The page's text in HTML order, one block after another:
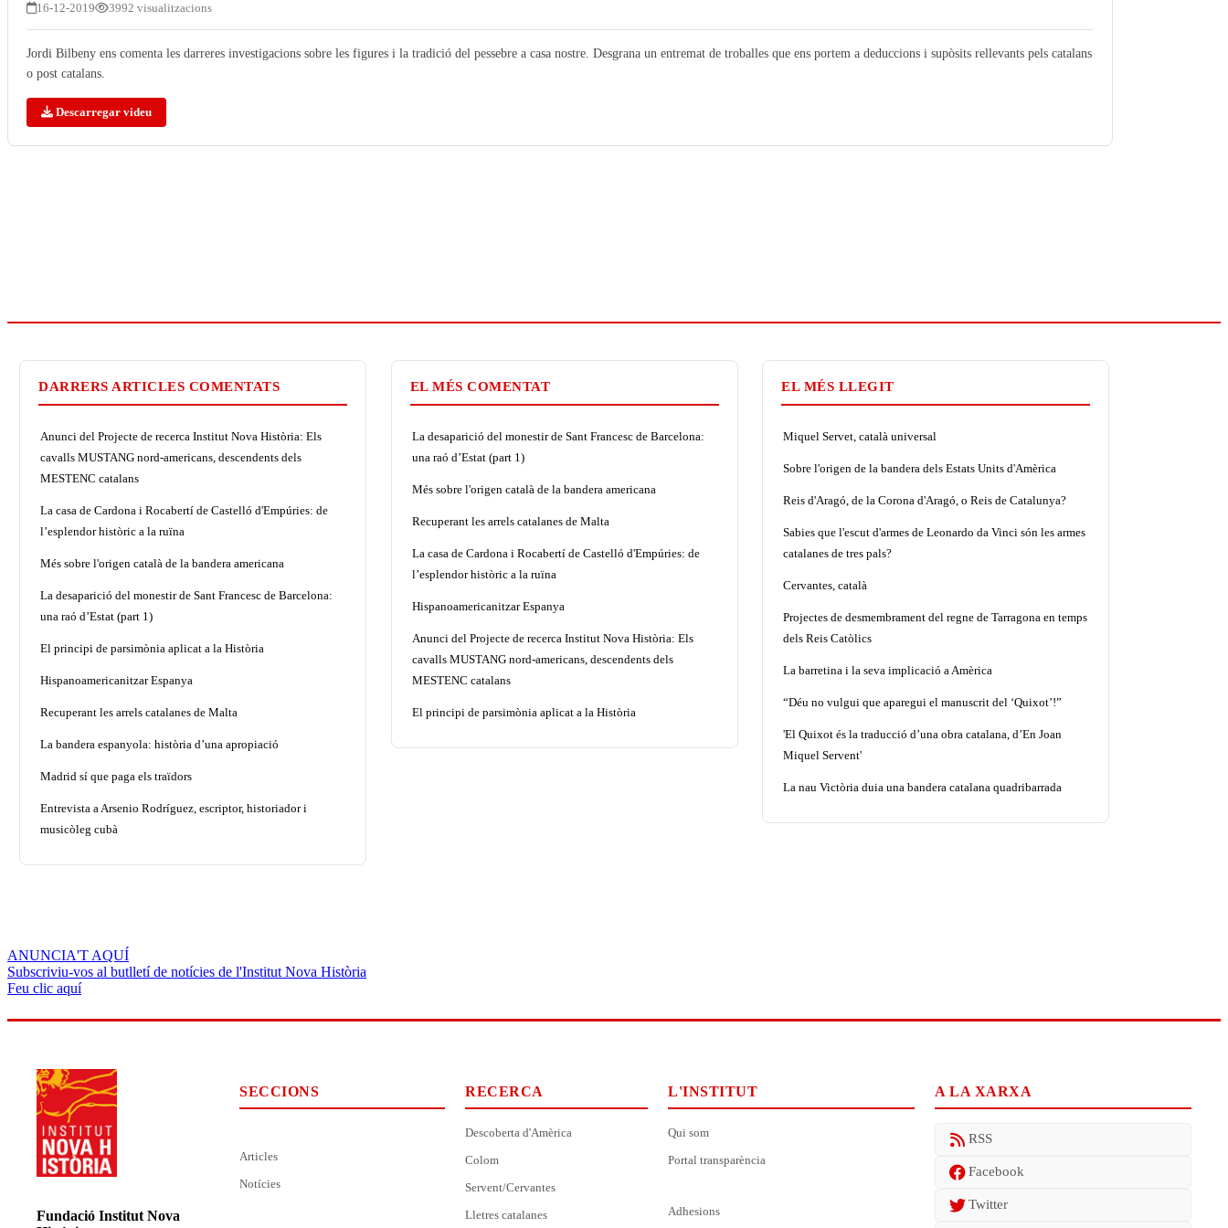
16-12-2019 3992 visualitzacions
Jordi Bilbeny ens comenta les darreres investigacions sobre les figures i la tradició del pessebre a casa nostre. Desgrana un entremat de troballes que ens portem a deduccions i supòsits rellevants pels catalans
o post catalans.
Descarregar videu
DARRERS ARTICLES COMENTATS
Anunci del Projecte de recerca Institut Nova Història: Els
cavalls MUSTANG nord-americans, descendents dels
MESTENC catalans
La casa de Cardona i Rocabertí de Castelló d'Empúries: de
l’esplendor històric a la ruïna
Més sobre l'origen català de la bandera americana
La desaparició del monestir de Sant Francesc de Barcelona:
una raó d’Estat (part 1)
El principi de parsimònia aplicat a la Història
Hispanoamericanitzar Espanya
Recuperant les arrels catalanes de Malta
La bandera espanyola: història d’una apropiació
Madrid sí que paga els traïdors
Entrevista a Arsenio Rodríguez, escriptor, historiador i
musicòleg cubà
EL MÉS COMENTAT
La desaparició del monestir de Sant Francesc de Barcelona:
una raó d’Estat (part 1)
Més sobre l'origen català de la bandera americana
Recuperant les arrels catalanes de Malta
La casa de Cardona i Rocabertí de Castelló d'Empúries: de
l’esplendor històric a la ruïna
Hispanoamericanitzar Espanya
Anunci del Projecte de recerca Institut Nova Història: Els
cavalls MUSTANG nord-americans, descendents dels
MESTENC catalans
El principi de parsimònia aplicat a la Història
EL MÉS LLEGIT
Miquel Servet, català universal
Sobre l'origen de la bandera dels Estats Units d'Amèrica
Reis d'Aragó, de la Corona d'Aragó, o Reis de Catalunya?
Sabies que l'escut d'armes de Leonardo da Vinci són les armes
catalanes de tres pals?
Cervantes, català
Projectes de desmembrament del regne de Tarragona en temps
dels Reis Catòlics
La barretina i la seva implicació a Amèrica
“Déu no vulgui que aparegui el manuscrit del ‘Quixot’!”
'El Quixot és la traducció d’una obra catalana, d’En Joan
Miquel Servent'
La nau Victòria duia una bandera catalana quadribarrada
ANUNCIA'T AQUÍ
Subscriviu-vos al butlletí de notícies de l'Institut Nova Història
Feu clic aquí
Fundació Institut Nova
SECCIONS
Articles
Notícies
RECERCA
Descoberta d'Amèrica
Colom
Servent/Cervantes
Lletres catalanes
L'INSTITUT
Qui som
Portal transparència
Adhesions
A LA XARXA
RSS
Facebook
Twitter